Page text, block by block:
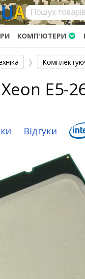
WhatsApp
КОМП'ЮТЕРИ
❯
E5-
Відгуки